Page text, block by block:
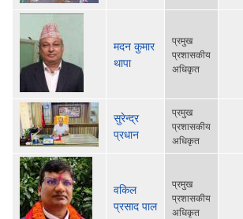
मदन कुमार
थापा
प्रमुख
प्रशासकीय
अधिकृत
सुरेन्द्र
प्रधान
प्रमुख
प्रशासकीय
अधिकृत
वकिल
प्रसाद पाल
प्रमुख
प्रशासकीय
अधिकृत